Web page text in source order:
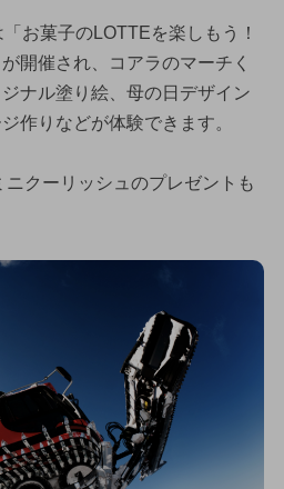
お菓子のLOTTEを楽しもう！
開催され、コアラのマーチく
ナル塗り絵、母の日デザイン
作りなどが体験できます。
クーリッシュのプレゼントも